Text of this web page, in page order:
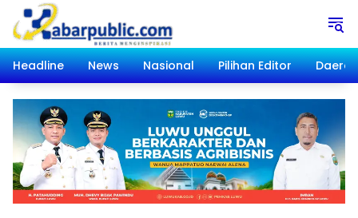
Langsung
konten
Headline
News Nasional Pilihan Editor Daerah